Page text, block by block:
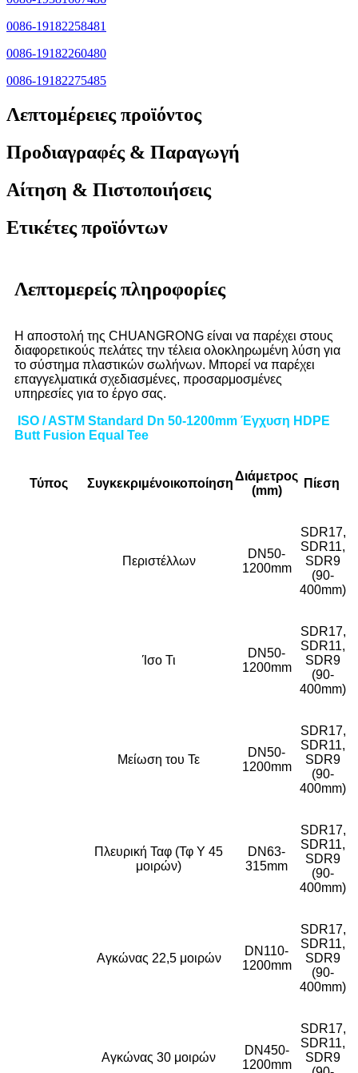
0086-19182258481
0086-19182260480
0086-19182275485
Λεπτομέρειες προϊόντος
Προδιαγραφές & Παραγωγή
Αίτηση & Πιστοποιήσεις
Ετικέτες προϊόντων
Λεπτομερείς πληροφορίες
Η αποστολή της CHUANGRONG είναι να παρέχει στους
διαφορετικούς πελάτες την τέλεια ολοκληρωμένη λύση για
το σύστημα πλαστικών σωλήνων. Μπορεί να παρέχει
επαγγελματικά σχεδιασμένες, προσαρμοσμένες
υπηρεσίες για το έργο σας.
ISO / ASTM Standard Dn 50-1200mm Έγχυση HDPE
Butt Fusion Equal Tee
Τύπος Συγκεκριμένοικοποίηση
Διάμετρος
(mm)
Πίεση
Περιστέλλων
DN50-
1200mm
SDR17,
SDR11,
SDR9
(90-
400mm)
Ίσο Τι
DN50-
1200mm
SDR17,
SDR11,
SDR9
(90-
400mm)
Μείωση του Τε
DN50-
1200mm
SDR17,
SDR11,
SDR9
(90-
400mm)
Πλευρική Ταφ (Τφ Υ 45
μοιρών)
DN63-
315mm
SDR17,
SDR11,
SDR9
(90-
400mm)
Αγκώνας 22,5 μοιρών
DN110-
1200mm
SDR17,
SDR11,
SDR9
(90-
400mm)
Αγκώνας 30 μοιρών
DN450-
1200mm
SDR17,
SDR11,
SDR9